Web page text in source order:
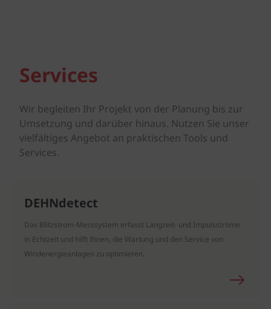
Services
Wir begleiten Ihr Projekt von der Planung bis zur
Umsetzung und darüber hinaus. Nutzen Sie unser
vielfältiges Angebot an praktischen Tools und
Services.
DEHNdetect
Das Blitzstrom-Messsystem erfasst Langzeit- und Impulsströme
in Echtzeit und hilft Ihnen, die Wartung und den Service von
Windenergieanlagen zu optimieren.